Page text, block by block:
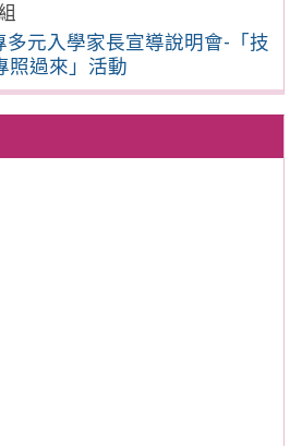
多元入學家長宣導說明會-「技
照過來」活動